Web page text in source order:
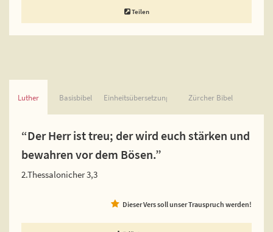
Teilen
Luther Basisbibel Einheitsübersetzung Zürcher Bibel
“Der Herr ist treu; der wird euch stärken und
bewahren vor dem Bösen.”
2.Thessalonicher 3,3
Dieser Vers soll unser Trauspruch werden!